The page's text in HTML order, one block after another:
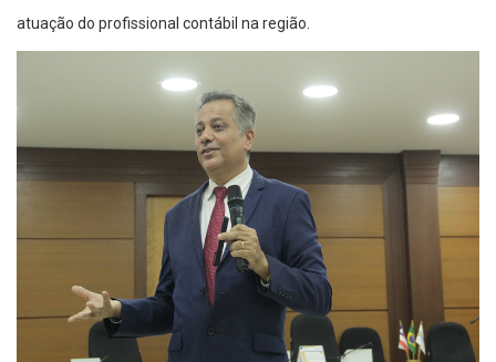
atuação do profissional contábil na região.